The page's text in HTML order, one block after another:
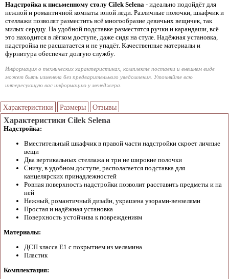
Надстройка к письменному столу Cilek Selena - идеально подойдёт для
нежной и романтичной комнаты юной леди. Различные полочки, шкафчик и
стеллажи позволят разместить всё многообразие девичьих вещичек, так
милых сердцу. На удобной подставке разместятся ручки и карандаши, всё
это находится в лёгком доступе, даже сидя на стуле. Надёжная установка,
надстройка не расшатается и не упадёт. Качественные материалы и
фурнитура обеспечат долгую службу.
Информация о технических характеристиках, комплекте поставки и внешнем виде
может быть изменена без предварительного уведомления. Уточняйте всю
интересующую вас информацию у менеджера.
Характеристики Размеры Отзывы
Характеристики Cilek Selena
Надстройка:
Вместительный шкафчик в правой части надстройки скроет личные
вещи
Два вертикальных стеллажа и три не широкие полочки
Снизу, в удобном доступе, располагается подставка для
канцелярских принадлежностей
Ровная поверхность надстройки позволит расставить предметы и на
ней
Нежный, романтичный дизайн, украшена узорами-вензелями
Простая и надёжная установка
Поверхность устойчива к повреждениям
Материалы:
ДСП класса Е1 с покрытием из меламина
Пластик
Комплектация: